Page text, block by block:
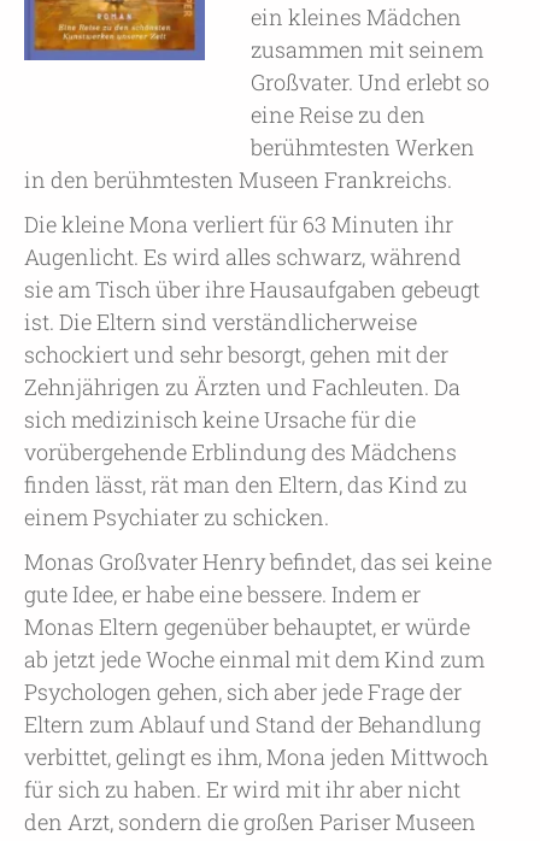
ein kleines Mädchen
zusammen mit seinem
Großvater. Und erlebt so
eine Reise zu den
berühmtesten Werken
in den berühmtesten Museen Frankreichs.
Die kleine Mona verliert für 63 Minuten ihr
Augenlicht. Es wird alles schwarz, während
sie am Tisch über ihre Hausaufgaben gebeugt
ist. Die Eltern sind verständlicherweise
schockiert und sehr besorgt, gehen mit der
Zehnjährigen zu Ärzten und Fachleuten. Da
sich medizinisch keine Ursache für die
vorübergehende Erblindung des Mädchens
finden lässt, rät man den Eltern, das Kind zu
einem Psychiater zu schicken.
Monas Großvater Henry befindet, das sei keine
gute Idee, er habe eine bessere. Indem er
Monas Eltern gegenüber behauptet, er würde
ab jetzt jede Woche einmal mit dem Kind zum
Psychologen gehen, sich aber jede Frage der
Eltern zum Ablauf und Stand der Behandlung
verbittet, gelingt es ihm, Mona jeden Mittwoch
für sich zu haben. Er wird mit ihr aber nicht
den Arzt, sondern die großen Pariser Museen